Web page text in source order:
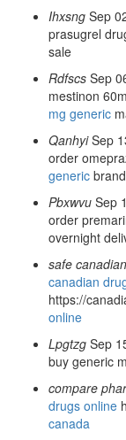
Ihxsng Sep
prasugrel
sale
Rdfscs Sep
mestinon
mg generic
Qanhyi Sep
order
generic
Pbxwvu Sep
order
overnight
safe
canadian
https://
online
Lpgtzg Sep
buy generic
compare
drugs online
canada